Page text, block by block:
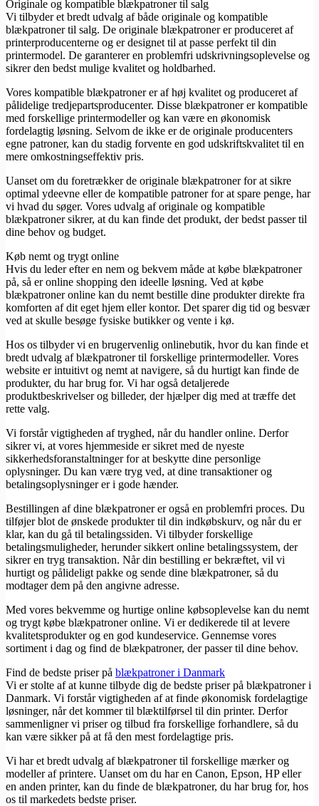
Originale og kompatible blækpatroner til salg
Vi tilbyder et bredt udvalg af både originale og kompatible
blækpatroner til salg. De originale blækpatroner er produceret af
printerproducenterne og er designet til at passe perfekt til din
printermodel. De garanterer en problemfri udskrivningsoplevelse og
sikrer den bedst mulige kvalitet og holdbarhed.
Vores kompatible blækpatroner er af høj kvalitet og produceret af
pålidelige tredjepartsproducenter. Disse blækpatroner er kompatible
med forskellige printermodeller og kan være en økonomisk
fordelagtig løsning. Selvom de ikke er de originale producenters
egne patroner, kan du stadig forvente en god udskriftskvalitet til en
mere omkostningseffektiv pris.
Uanset om du foretrækker de originale blækpatroner for at sikre
optimal ydeevne eller de kompatible patroner for at spare penge, har
vi hvad du søger. Vores udvalg af originale og kompatible
blækpatroner sikrer, at du kan finde det produkt, der bedst passer til
dine behov og budget.
Køb nemt og trygt online
Hvis du leder efter en nem og bekvem måde at købe blækpatroner
på, så er online shopping den ideelle løsning. Ved at købe
blækpatroner online kan du nemt bestille dine produkter direkte fra
komforten af dit eget hjem eller kontor. Det sparer dig tid og besvær
ved at skulle besøge fysiske butikker og vente i kø.
Hos os tilbyder vi en brugervenlig onlinebutik, hvor du kan finde et
bredt udvalg af blækpatroner til forskellige printermodeller. Vores
website er intuitivt og nemt at navigere, så du hurtigt kan finde de
produkter, du har brug for. Vi har også detaljerede
produktbeskrivelser og billeder, der hjælper dig med at træffe det
rette valg.
Vi forstår vigtigheden af tryghed, når du handler online. Derfor
sikrer vi, at vores hjemmeside er sikret med de nyeste
sikkerhedsforanstaltninger for at beskytte dine personlige
oplysninger. Du kan være tryg ved, at dine transaktioner og
betalingsoplysninger er i gode hænder.
Bestillingen af dine blækpatroner er også en problemfri proces. Du
tilføjer blot de ønskede produkter til din indkøbskurv, og når du er
klar, kan du gå til betalingssiden. Vi tilbyder forskellige
betalingsmuligheder, herunder sikkert online betalingssystem, der
sikrer en tryg transaktion. Når din bestilling er bekræftet, vil vi
hurtigt og pålideligt pakke og sende dine blækpatroner, så du
modtager dem på den angivne adresse.
Med vores bekvemme og hurtige online købsoplevelse kan du nemt
og trygt købe blækpatroner online. Vi er dedikerede til at levere
kvalitetsprodukter og en god kundeservice. Gennemse vores
sortiment i dag og find de blækpatroner, der passer til dine behov.
Find de bedste priser på blækpatroner i Danmark
Vi er stolte af at kunne tilbyde dig de bedste priser på blækpatroner i
Danmark. Vi forstår vigtigheden af at finde økonomisk fordelagtige
løsninger, når det kommer til blæktilførsel til din printer. Derfor
sammenligner vi priser og tilbud fra forskellige forhandlere, så du
kan være sikker på at få den mest fordelagtige pris.
Vi har et bredt udvalg af blækpatroner til forskellige mærker og
modeller af printere. Uanset om du har en Canon, Epson, HP eller
en anden printer, kan du finde de blækpatroner, du har brug for, hos
os til markedets bedste priser.